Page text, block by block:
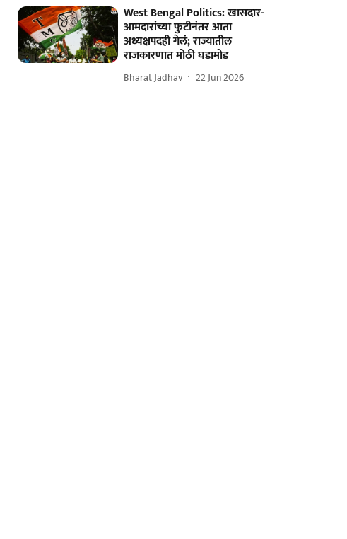
West Bengal Politics: खासदार-
आमदारांच्या फुटीनंतर आता
अध्यक्षपदही गेलं; राज्यातील
राजकारणात मोठी घडामोड
Bharat Jadhav 22 Jun 2026